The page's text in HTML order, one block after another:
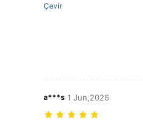
Çevir
a***s 1 Jun,2026